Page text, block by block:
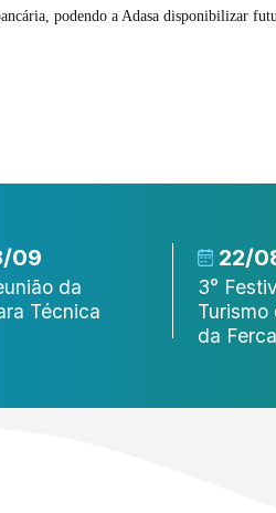
podendo a Adasa disponibilizar
09
da
Técnica
22/
3°
Turismo
da